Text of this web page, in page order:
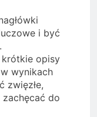
i być
opisy
wynikach
zwięzłe,
zachęcać do